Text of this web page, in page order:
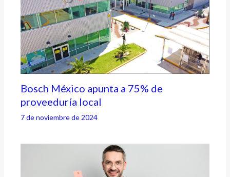
Bosch México apunta a 75% de
proveeduría local
7 de noviembre de 2024